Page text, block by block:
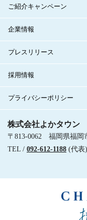
ご紹介キャンペーン
企業情報
プレスリリース
採用情報
プライバシーポリシー
株式会社よかタウン
〒813-0062 福岡県福岡
TEL / 092-612-1188 (代表